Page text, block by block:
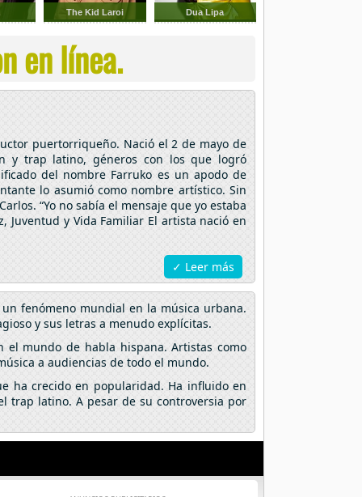
The Kid Laroi Dua Lipa
en línea.
puertorriqueño. Nació el 2 de mayo de
y trap latino, géneros con los que logró
del nombre Farruko es un apodo de
lo asumió como nombre artístico. Sin
“Yo no sabía el mensaje que yo estaba
Juventud y Vida Familiar El artista nació en
✓ Leer más
fenómeno mundial en la música urbana.
y sus letras a menudo explícitas.
el mundo de habla hispana. Artistas como
a audiencias de todo el mundo.
ha crecido en popularidad. Ha influido en
trap latino. A pesar de su controversia por